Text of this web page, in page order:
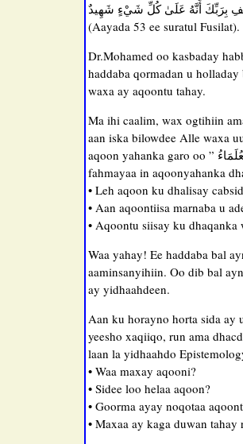
يَكْفِ بِرَبِّكَ أَنَّهُ عَلَىٰ كُلِّ شَيْءٍ شَهِيدٌ
(Aayada 53 ee suratul Fusilat).
Dr.Mohamed oo kasbaday
haddaba qormadan u
waxa ay aqoontu tahay.
Ma ihi caalim, wax ogtihiin
aan iska bilowdee Alle waxa
aqoon yahanka garo oo ” نَّمَا يَخْشَى اللَّهَ مِنْ عِبَادِهِ الْعُلَمَاءُ surah Faatir aayada 28 aad” , oo macnaha aayaddan waxaa laga
fahmayaa in aqoonyahanka
• Leh aqoon ku dhalisay
• Aan aqoontiisa marnaba u
• Aqoontu siisay ku dhaqanka
Waa yahay! Ee haddaba bal
aaminsanyihiin. Oo dib bal
ay yidhaahdeen.
Aan ku horayno horta sida ay
yeesho xaqiiqo, run ama
laan la yidhaahdo
• Waa maxay aqooni?
• Sidee loo helaa aqoon?
• Goorma ayay noqotaa
• Maxaa ay kaga duwan tahay